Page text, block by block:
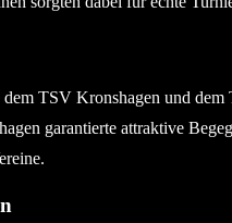
TSV Kronshagen und
garantierte attraktive